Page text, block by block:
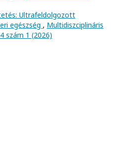
Ultrafeldolgozott
egészség , Multidiszciplináris
szám 1 (2026)